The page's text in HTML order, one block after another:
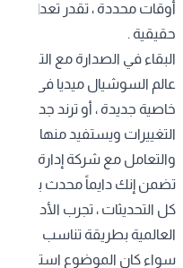
أوقات محددة ، تقدر تعدل
حقيقية .
البقاء في الصدارة مع التطور
عالم السوشيال ميديا فى
خاصية جديدة ، أو ترند جديد .
التغييرات ويستفيد منها
والتعامل مع شركة إدارة
تضمن إنك دايماً محدث بآخر
كل التحديثات ، تجرب الأدوات
العالمية بطريقة تناسب
سواء كان الموضوع استخدام